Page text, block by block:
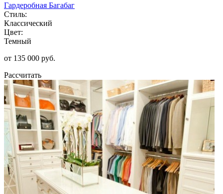
Гардеробная Багабаг
Стиль:
Классический
Цвет:
Темный
от 135 000 руб.
Рассчитать